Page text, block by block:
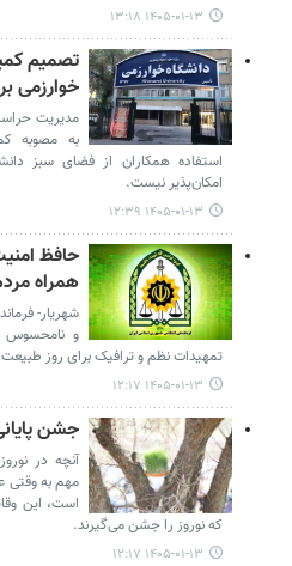
۱۴۰۵-۰۱-۱۳ ۱۳:۱۸
تصمیم
خوارزمی
مدیریت
به مصوبه
امکان‌پذیر نیست.
۱۴۰۵-۰۱-۱۳ ۱۲:۳۹
حافظ
همراه
شهریار-
و نامحسوس
تمهیدات نظم و ترافیک برای روز
۱۴۰۵-۰۱-۱۳ ۱۲:۱۷
جشن
آنچه در
مهم به وقتی
است، این
که نوروز را جشن می‌گیرند.
۱۴۰۵-۰۱-۱۳ ۱۲:۱۷